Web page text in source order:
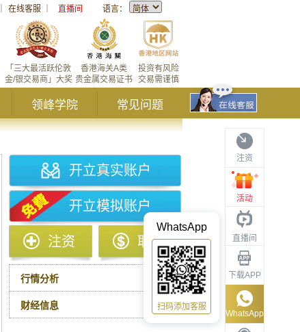
在线客服 直播间 语言：
投资有风险
交易需谨慎
香港海关A类
贵金属交易证书
「三大最活跃伦敦
金/银交易商」大奖
领峰学院 常见问题
注资
活动
直播间
下载APP
WhatsApp
WhatsApp
扫码添加客服
开立真实账户
开立模拟账户
注资 取款
行情分析
财经信息